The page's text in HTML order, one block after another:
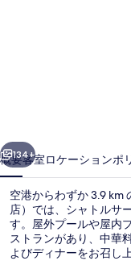
テ
ル
台
北
（台
次へ
134+
概要客室ロケーションポ
空港からわずか 3.9 km
店）では、シャトルサ
す。屋外プールや屋内
ストランがあり、中華
よびディナーをお召し